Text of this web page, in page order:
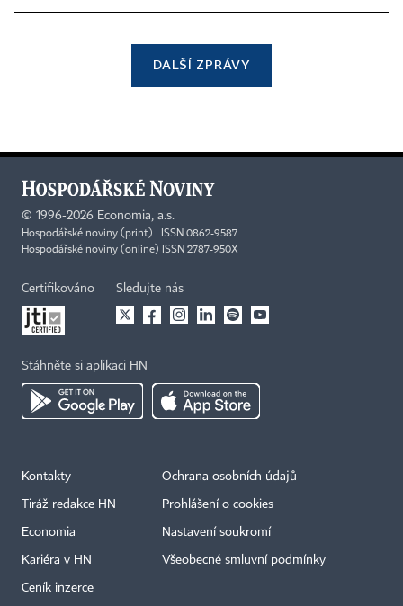
DALŠÍ ZPRÁVY
© 1996-2026 Economia, a.s.
Hospodářské noviny (print) ISSN 0862-9587
Hospodářské noviny (online) ISSN 2787-950X
Certifikováno Sledujte nás
Stáhněte si aplikaci HN
Kontakty
Tiráž redakce HN
Economia
Kariéra v HN
Ceník inzerce
Ochrana osobních údajů
Prohlášení o cookies
Nastavení soukromí
Všeobecné smluvní podmínky